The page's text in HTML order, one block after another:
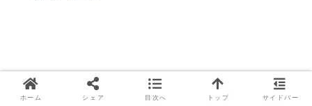
ホーム シェア 目次へ トップ サイドバー